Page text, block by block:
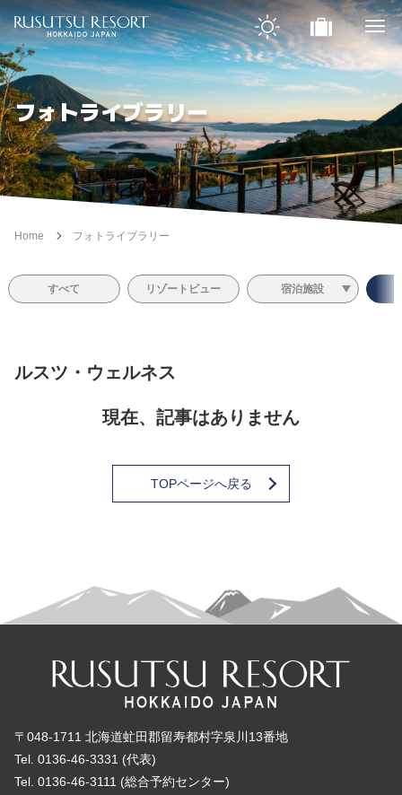
フォトライブラリー
Home フォトライブラリー
すべて リゾートビュー 宿泊施設
ルスツ・ウェルネス
現在、記事はありません
TOPページへ戻る
〒048-1711 北海道虻田郡留寿都村字泉川13番地
Tel. 0136-46-3331 (代表)
Tel. 0136-46-3111 (総合予約センター)